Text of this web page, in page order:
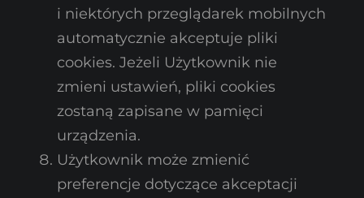
i niektórych przeglądarek mobilnych
automatycznie akceptuje pliki
cookies. Jeżeli Użytkownik nie
zmieni ustawień, pliki cookies
zostaną zapisane w pamięci
urządzenia.
Użytkownik może zmienić
preferencje dotyczące akceptacji